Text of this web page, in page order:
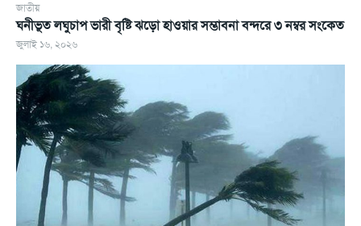
জাতীয়
ঘনীভূত লঘুচাপ ভারী বৃষ্টি ঝড়ো হাওয়ার সম্ভাবনা বন্দরে ৩ নম্বর সংকেত
জুলাই ১৬, ২০২৬